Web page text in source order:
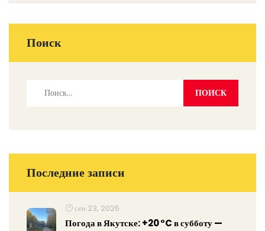
Поиск
Последние записи
сен 23, 2025
Погода в Якутске: +20 °C в субботу —